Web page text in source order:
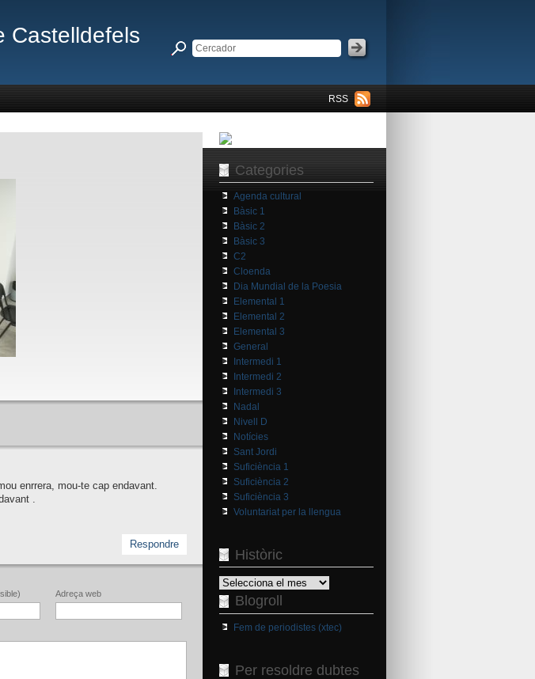
Castelldefels
RSS
enrrera, mou-te cap endavant.
.
Respondre
Adreça web
Categories
Agenda cultural
Bàsic 1
Bàsic 2
Bàsic 3
C2
Cloenda
Dia Mundial de la Poesia
Elemental 1
Elemental 2
Elemental 3
General
Intermedi 1
Intermedi 2
Intermedi 3
Nadal
Nivell D
Notícies
Sant Jordi
Suficiència 1
Suficiència 2
Suficiència 3
Voluntariat per la llengua
Històric
Històric
Blogroll
Fem de periodistes (xtec)
Per resoldre dubtes